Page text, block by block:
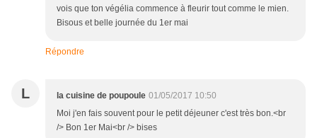
vois que ton végélia commence à fleurir tout comme le mien.
Bisous et belle journée du 1er mai
Répondre
L la cuisine de poupoule 01/05/2017 10:50
Moi j'en fais souvent pour le petit déjeuner c'est très bon.<br
/> Bon 1er Mai<br /> bises